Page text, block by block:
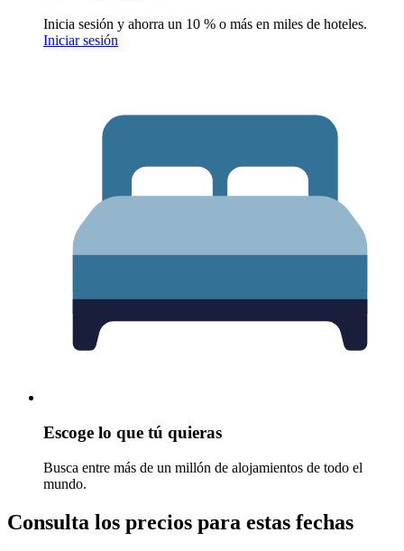
Inicia sesión y ahorra un 10 % o más en miles de hoteles.
Iniciar sesión
Escoge lo que tú quieras
Busca entre más de un millón de alojamientos de todo el
mundo.
Consulta los precios para estas fechas